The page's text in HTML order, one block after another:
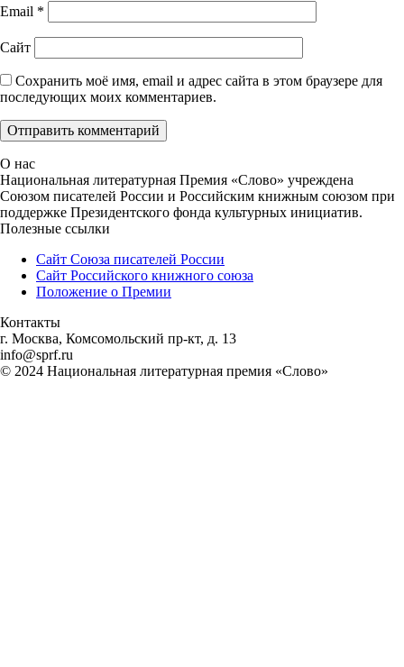
Email *
Сайт
Сохранить моё имя, email и адрес сайта в этом браузере для
последующих моих комментариев.
О нас
Национальная литературная Премия «Слово» учреждена
Союзом писателей России и Российским книжным союзом при
поддержке Президентского фонда культурных инициатив.
Полезные ссылки
Сайт Союза писателей России
Сайт Российского книжного союза
Положение о Премии
Контакты
г. Москва, Комсомольский пр-кт, д. 13
info@sprf.ru
© 2024 Национальная литературная премия «Слово»